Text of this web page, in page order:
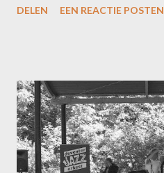
DELEN EEN REACTIE POSTEN